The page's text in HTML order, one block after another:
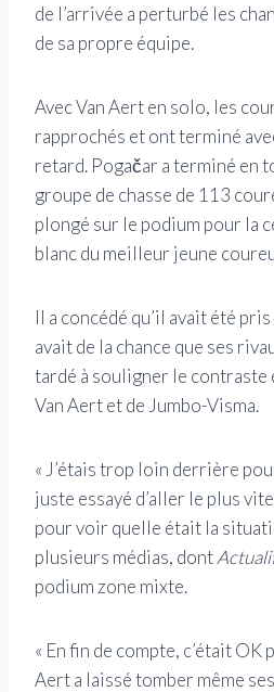
de l’arrivée a perturbé les
de sa propre équipe.
Avec Van Aert en solo, les
rapprochés et ont terminé
retard. Pogačar a terminé en
groupe de chasse de 113
plongé sur le podium pour la
blanc du meilleur jeune
Il a concédé qu’il avait été
avait de la chance que ses
tardé à souligner le contraste
Van Aert et de Jumbo-Visma.
« J’étais trop loin derrière
juste essayé d’aller le plus
pour voir quelle était la
plusieurs médias, dont
podium zone mixte.
« En fin de compte, c’était OK
Aert a laissé tomber même